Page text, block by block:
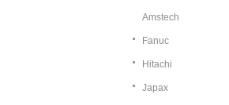
Amstech
Fanuc
Hitachi
Japax